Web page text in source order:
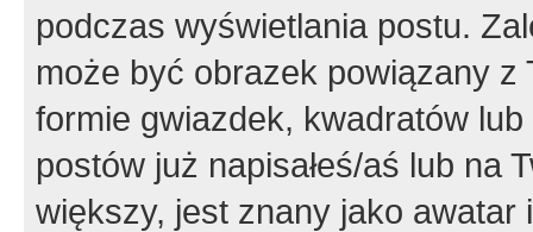
podczas wyświetlania postu.
może być obrazek powiązany z
formie gwiazdek, kwadratów
postów już napisałeś/aś lub na
większy, jest znany jako